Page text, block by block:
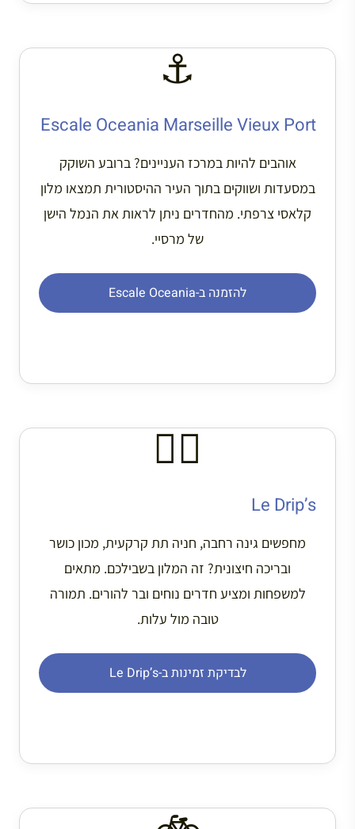
⚓
Escale Oceania Marseille Vieux Port
אוהבים להיות במרכז העניינים? ברובע השוקק
במסעדות ושווקים בתוך העיר ההיסטורית תמצאו מלון
קלאסי צרפתי. מהחדרים ניתן לראות את הנמל הישן
של מרסיי.
להזמנה ב-Escale Oceania
🏊‍♂️
Le Drip’s
מחפשים גינה רחבה, חניה תת קרקעית, מכון כושר
ובריכה חיצונית? זה המלון בשבילכם. מתאים
למשפחות ומציע חדרים נוחים ובר להורים. תמורה
טובה מול עלות.
לבדיקת זמינות ב-Le Drip’s